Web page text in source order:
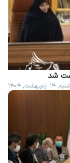
شد
اردیبهشت, ۱۴۰۴